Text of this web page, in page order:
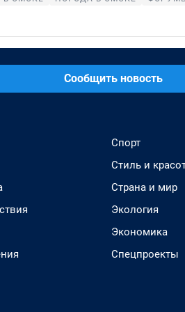
Сообщить новость
Спорт
Стиль и
Страна и мир
Экология
Экономика
Спецпроекты